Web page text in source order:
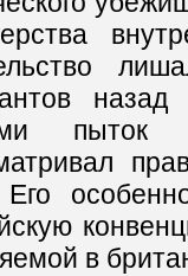
пыток
в